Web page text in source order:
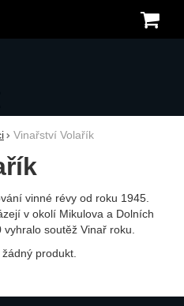
Vinařství Volařík
vinné révy od roku 1945.
v okolí Mikulova a Dolních
soutěž Vinař roku.
produkt.